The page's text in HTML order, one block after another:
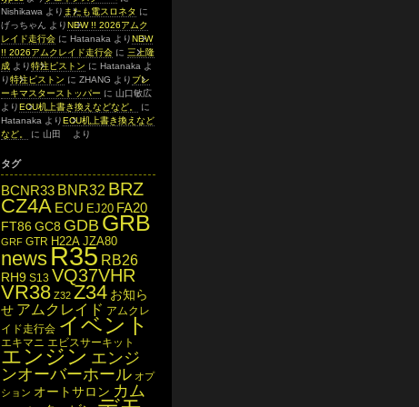
Nishikawa より またも電スロネタ に
げっちゃん
よりNEW !! 2026アムク
レイド走行会 に Hatanaka よりNEW
!! 2026アムクレイド走行会 に 三上隆
成 より特注ピストン に Hatanaka よ
り特注ピストン に ZHANG より ブレ
ーキマスターストッパー に 山口敏広
よりECU机上書き換えなどなど。
に
Hatanaka よりECU机上書き換えなど
など。
に 山田 より
タグ
BCNR33 BNR32 BRZ
CZ4A ECU EJ20 FA20
FT86 GC8 GDB GRB
GRF GTR H22A JZA80
news R35 RB26
RH9 S13 VQ37VHR
VR38 Z32 Z34 お知ら
せ アムクレイド アムクレ
イド走行会 イベント
エキマニ エビスサーキット
エンジン エンジ
ンオーバーホール オプ
ション オートサロン カム